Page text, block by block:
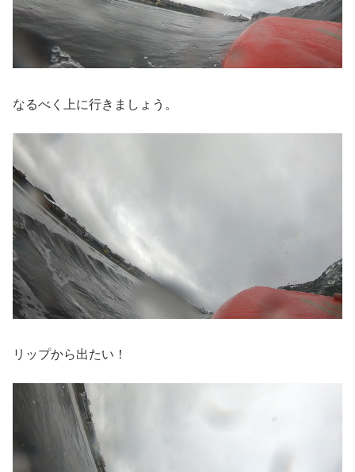
なるべく上に行きましょう。
リップから出たい！